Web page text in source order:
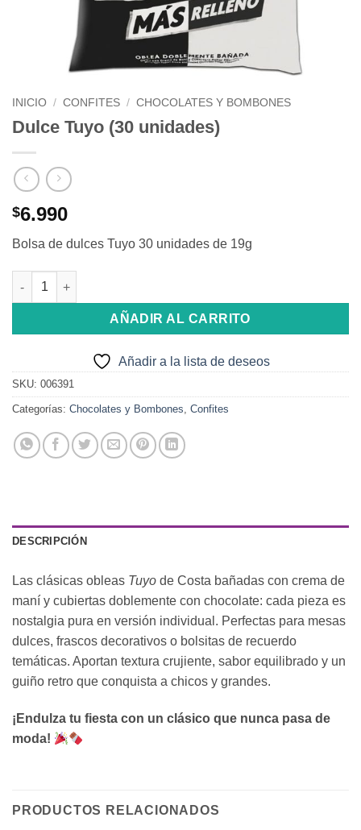
INICIO / CONFITES / CHOCOLATES Y BOMBONES
Dulce Tuyo (30 unidades)
$6.990
Bolsa de dulces Tuyo 30 unidades de 19g
Dulce Tuyo (30 unidades) cantidad
AÑADIR AL CARRITO
Añadir a la lista de deseos
SKU: 006391
Categorías: Chocolates y Bombones, Confites
DESCRIPCIÓN
Las clásicas obleas Tuyo de Costa bañadas con crema de
maní y cubiertas doblemente con chocolate: cada pieza es
nostalgia pura en versión individual. Perfectas para mesas
dulces, frascos decorativos o bolsitas de recuerdo
temáticas. Aportan textura crujiente, sabor equilibrado y un
guiño retro que conquista a chicos y grandes.
¡Endulza tu fiesta con un clásico que nunca pasa de
moda!
PRODUCTOS RELACIONADOS